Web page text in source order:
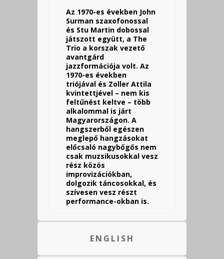
Az 1970-es években John
Surman szaxofonossal
és Stu Martin dobossal
játszott együtt, a The
Trio a korszak vezető
avantgárd
jazzformációja volt. Az
1970-es években
triójával és Zoller Attila
kvintettjével – nem kis
feltűnést keltve – több
alkalommal is járt
Magyarországon. A
hangszerből egészen
meglepő hangzásokat
előcsaló nagybőgős nem
csak muzsikusokkal vesz
rész közös
improvizációkban,
dolgozik táncosokkal, és
szívesen vesz részt
performance-okban is.
ENGLISH